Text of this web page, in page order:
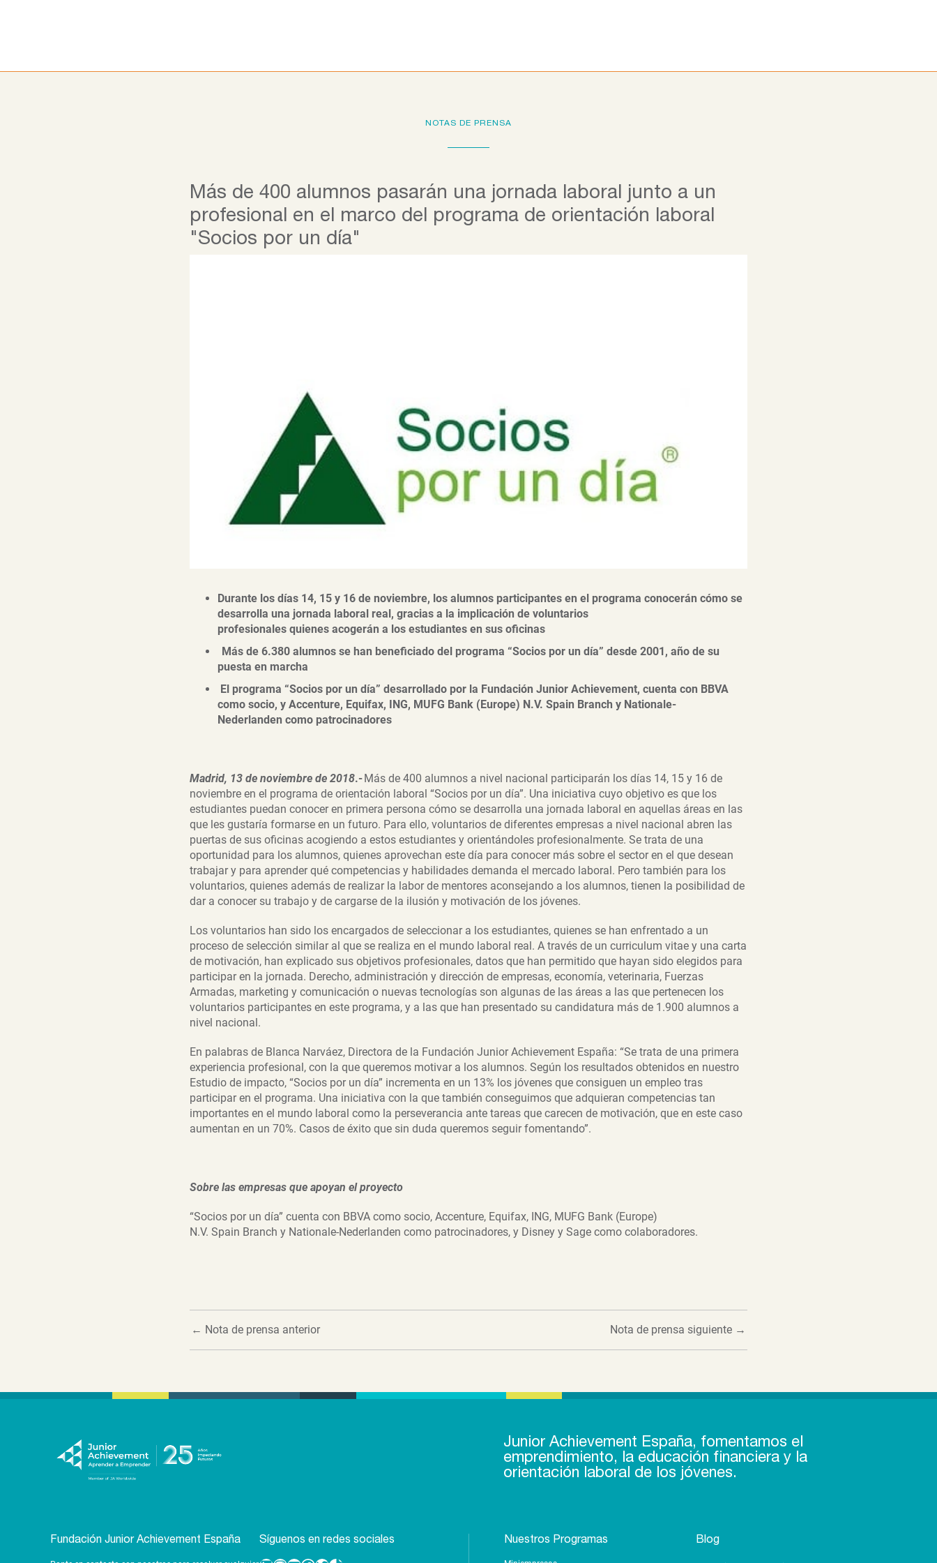
NOTAS DE PRENSA
Más de 400 alumnos pasarán una jornada laboral junto a un
profesional en el marco del programa de orientación laboral
"Socios por un día"
Durante los días 14, 15 y 16 de noviembre, los alumnos participantes en el programa conocerán cómo se
desarrolla una jornada laboral real, gracias a la implicación de voluntarios
profesionales quienes acogerán a los estudiantes en sus oficinas
Más de 6.380 alumnos se han beneficiado del programa “Socios por un día” desde 2001, año de su
puesta en marcha
El programa “Socios por un día” desarrollado por la Fundación Junior Achievement, cuenta con BBVA
como socio, y Accenture, Equifax, ING, MUFG Bank (Europe) N.V. Spain Branch y Nationale-
Nederlanden como patrocinadores
Madrid, 13 de noviembre de 2018.-Más de 400 alumnos a nivel nacional participarán los días 14, 15 y 16 de
noviembre en el programa de orientación laboral “Socios por un día”. Una iniciativa cuyo objetivo es que los
estudiantes puedan conocer en primera persona cómo se desarrolla una jornada laboral en aquellas áreas en las
que les gustaría formarse en un futuro. Para ello, voluntarios de diferentes empresas a nivel nacional abren las
puertas de sus oficinas acogiendo a estos estudiantes y orientándoles profesionalmente. Se trata de una
oportunidad para los alumnos, quienes aprovechan este día para conocer más sobre el sector en el que desean
trabajar y para aprender qué competencias y habilidades demanda el mercado laboral. Pero también para los
voluntarios, quienes además de realizar la labor de mentores aconsejando a los alumnos, tienen la posibilidad de
dar a conocer su trabajo y de cargarse de la ilusión y motivación de los jóvenes.
Los voluntarios han sido los encargados de seleccionar a los estudiantes, quienes se han enfrentado a un
proceso de selección similar al que se realiza en el mundo laboral real. A través de un curriculum vitae y una carta
de motivación, han explicado sus objetivos profesionales, datos que han permitido que hayan sido elegidos para
participar en la jornada. Derecho, administración y dirección de empresas, economía, veterinaria, Fuerzas
Armadas, marketing y comunicación o nuevas tecnologías son algunas de las áreas a las que pertenecen los
voluntarios participantes en este programa, y a las que han presentado su candidatura más de 1.900 alumnos a
nivel nacional.
En palabras de Blanca Narváez, Directora de la Fundación Junior Achievement España: “Se trata de una primera
experiencia profesional, con la que queremos motivar a los alumnos. Según los resultados obtenidos en nuestro
Estudio de impacto, “Socios por un día” incrementa en un 13% los jóvenes que consiguen un empleo tras
participar en el programa. Una iniciativa con la que también conseguimos que adquieran competencias tan
importantes en el mundo laboral como la perseverancia ante tareas que carecen de motivación, que en este caso
aumentan en un 70%. Casos de éxito que sin duda queremos seguir fomentando”.
Sobre las empresas que apoyan el proyecto
“Socios por un día” cuenta con BBVA como socio, Accenture, Equifax, ING, MUFG Bank (Europe)
N.V. Spain Branch y Nationale-Nederlanden como patrocinadores, y Disney y Sage como colaboradores.
← Nota de prensa anterior Nota de prensa siguiente →
Junior Achievement España, fomentamos el
emprendimiento, la educación financiera y la
orientación laboral de los jóvenes.
Fundación Junior Achievement España Síguenos en redes sociales Nuestros Programas Blog